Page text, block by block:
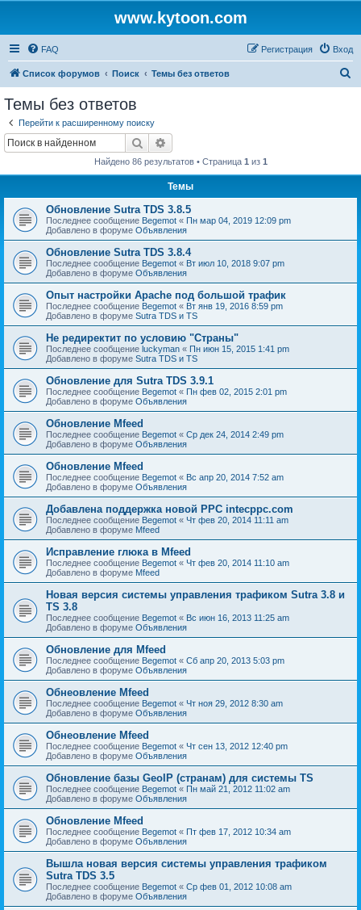
www.kytoon.com
FAQ Вход
Регистрация
Список форумов Поиск Темы без ответов
Темы без ответов
Перейти к расширенному поиску
Поиск
Найдено 86 результатов • Страница 1 из 1
Темы
Обновление Sutra TDS 3.8.5
Последнее сообщение Begemot « Пн мар 04, 2019 12:09 pm
Добавлено в форуме Объявления
Обновление Sutra TDS 3.8.4
Последнее сообщение Begemot « Вт июл 10, 2018 9:07 pm
Добавлено в форуме Объявления
Опыт настройки Apache под большой трафик
Последнее сообщение Begemot « Вт янв 19, 2016 8:59 pm
Добавлено в форуме Sutra TDS и TS
Не редиректит по условию "Страны"
Последнее сообщение luckyman « Пн июн 15, 2015 1:41 pm
Добавлено в форуме Sutra TDS и TS
Обновление для Sutra TDS 3.9.1
Последнее сообщение Begemot « Пн фев 02, 2015 2:01 pm
Добавлено в форуме Объявления
Обновление Mfeed
Последнее сообщение Begemot « Ср дек 24, 2014 2:49 pm
Добавлено в форуме Объявления
Обновление Mfeed
Последнее сообщение Begemot « Вс апр 20, 2014 7:52 am
Добавлено в форуме Объявления
Добавлена поддержка новой PPC intecppc.com
Последнее сообщение Begemot « Чт фев 20, 2014 11:11 am
Добавлено в форуме Mfeed
Исправление глюка в Mfeed
Последнее сообщение Begemot « Чт фев 20, 2014 11:10 am
Добавлено в форуме Mfeed
Новая версия системы управления трафиком Sutra 3.8 и
TS 3.8
Последнее сообщение Begemot « Вс июн 16, 2013 11:25 am
Добавлено в форуме Объявления
Обновление для Mfeed
Последнее сообщение Begemot « Сб апр 20, 2013 5:03 pm
Добавлено в форуме Объявления
Обнеовление Mfeed
Последнее сообщение Begemot « Чт ноя 29, 2012 8:30 am
Добавлено в форуме Объявления
Обнеовление Mfeed
Последнее сообщение Begemot « Чт сен 13, 2012 12:40 pm
Добавлено в форуме Объявления
Обновление базы GeoIP (странам) для системы TS
Последнее сообщение Begemot « Пн май 21, 2012 11:02 am
Добавлено в форуме Объявления
Обновление Mfeed
Последнее сообщение Begemot « Пт фев 17, 2012 10:34 am
Добавлено в форуме Объявления
Вышла новая версия системы управления трафиком
Sutra TDS 3.5
Последнее сообщение Begemot « Ср фев 01, 2012 10:08 am
Добавлено в форуме Объявления